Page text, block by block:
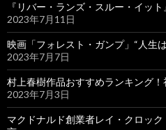
『リバー・ランズ・スルー・イッ
2023年7月11日
映画「フォレスト・ガンプ」“人生
2023年7月7日
村上春樹作品おすすめランキング！
2023年7月3日
マクドナルド創業者レイ・クロッ